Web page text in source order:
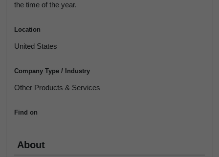
the time of the year.
Location
United States
Company Type / Industry
Other Products & Services
Find on
About